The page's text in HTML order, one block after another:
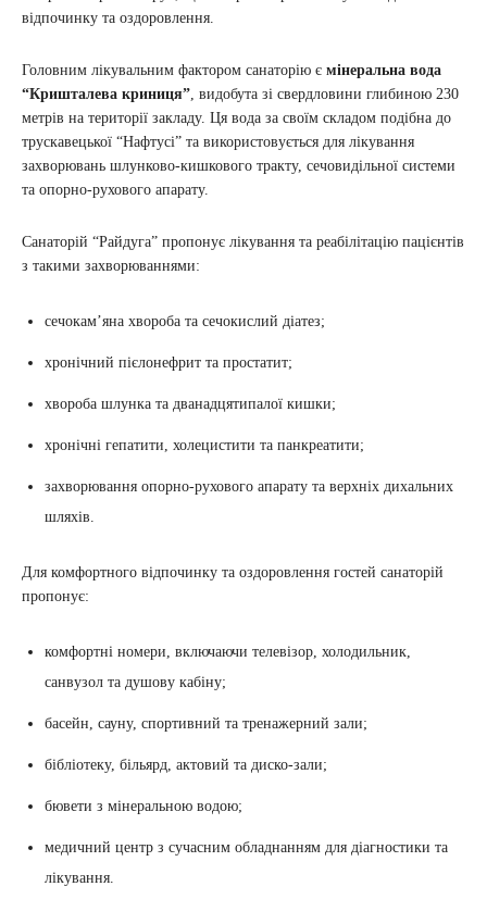
відпочинку та оздоровлення.
Головним лікувальним фактором санаторію є мінеральна вода
“Кришталева криниця”, видобута зі свердловини глибиною 230
метрів на території закладу. Ця вода за своїм складом подібна до
трускавецької “Нафтусі” та використовується для лікування
захворювань шлунково-кишкового тракту, сечовидільної системи
та опорно-рухового апарату.
Санаторій “Райдуга” пропонує лікування та реабілітацію пацієнтів
з такими захворюваннями:
сечокам’яна хвороба та сечокислий діатез;
хронічний пієлонефрит та простатит;
хвороба шлунка та дванадцятипалої кишки;
хронічні гепатити, холецистити та панкреатити;
захворювання опорно-рухового апарату та верхніх дихальних
шляхів.
Для комфортного відпочинку та оздоровлення гостей санаторій
пропонує:
комфортні номери, включаючи телевізор, холодильник,
санвузол та душову кабіну;
басейн, сауну, спортивний та тренажерний зали;
бібліотеку, більярд, актовий та диско-зали;
бювети з мінеральною водою;
медичний центр з сучасним обладнанням для діагностики та
лікування.